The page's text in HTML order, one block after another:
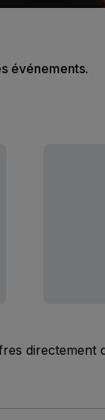
événements.